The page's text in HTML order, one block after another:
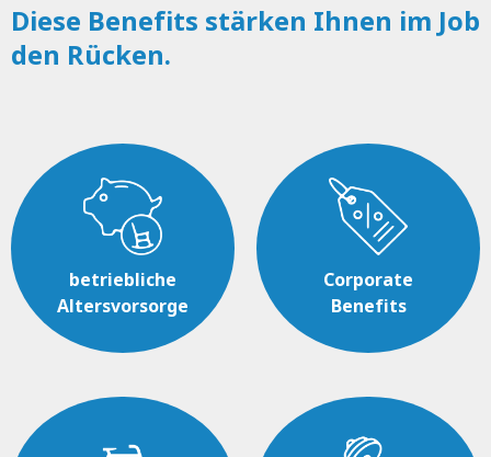
Diese Benefits stärken Ihnen im Job
den Rücken.
betriebliche
Altersvorsorge
Corporate
Benefits